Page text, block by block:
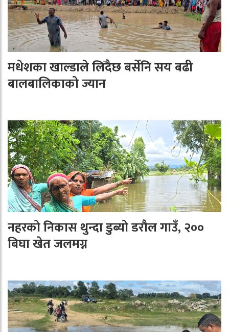
मधेशका खाल्डाले लिँदैछ बर्सेनि सय बढी
बालबालिकाको ज्यान
नहरको निकास थुन्दा डुब्यो डरौल गाउँ, २००
बिघा खेत जलमग्न